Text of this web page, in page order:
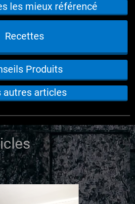
autres articles
Produits
Recettes
les mieux référencé